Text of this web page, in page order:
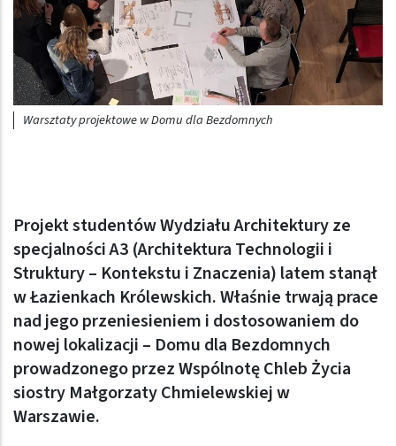
Warsztaty projektowe w Domu dla Bezdomnych
Projekt studentów Wydziału Architektury ze
specjalności A3 (Architektura Technologii i
Struktury – Kontekstu i Znaczenia) latem stanął
w Łazienkach Królewskich. Właśnie trwają prace
nad jego przeniesieniem i dostosowaniem do
nowej lokalizacji – Domu dla Bezdomnych
prowadzonego przez Wspólnotę Chleb Życia
siostry Małgorzaty Chmielewskiej w
Warszawie.